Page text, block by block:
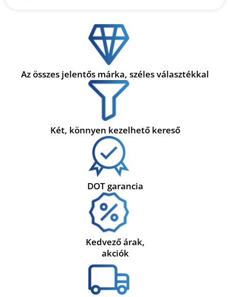
Az összes jelentős márka, széles választékkal
Két, könnyen kezelhető kereső
DOT garancia
Kedvező árak,
akciók